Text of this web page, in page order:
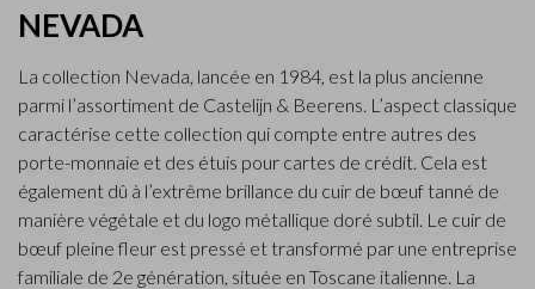
NEVADA
La collection Nevada, lancée en 1984, est la plus ancienne
parmi l’assortiment de Castelijn & Beerens. L’aspect classique
caractérise cette collection qui compte entre autres des
porte-monnaie et des étuis pour cartes de crédit. Cela est
également dû à l’extrême brillance du cuir de bœuf tanné de
manière végétale et du logo métallique doré subtil. Le cuir de
bœuf pleine fleur est pressé et transformé par une entreprise
familiale de 2e génération, située en Toscane italienne. La